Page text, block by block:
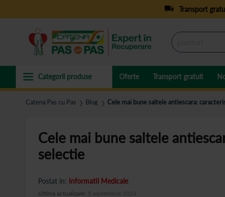
Transport
Oferte Transport gratuit
Catena Pas cu Pas ❯ Blog ❯ Cele mai bune saltele antiescara:
Cele mai bune saltele
selectie
Postat in: Informatii Medicale
Ultima actualizare: 5 septembrie 2024